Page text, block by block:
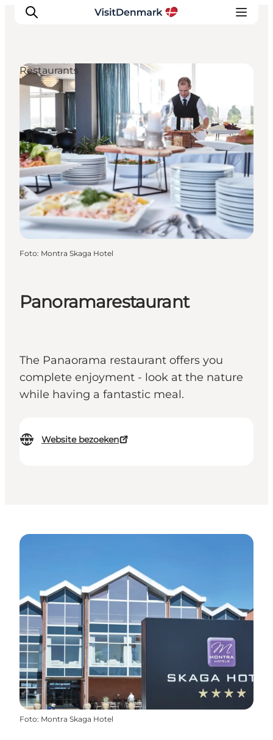
Inspiratie
Bestemmingen
Wat te doen
Accommodaties
Plan je reis
Panoramarestaurant
The Panaorama restaurant offers you
complete enjoyment - look at the nature
while having a fantastic meal.
Website bezoeken
Restaurants
Foto: Montra Skaga Hotel
Foto: Montra Skaga Hotel